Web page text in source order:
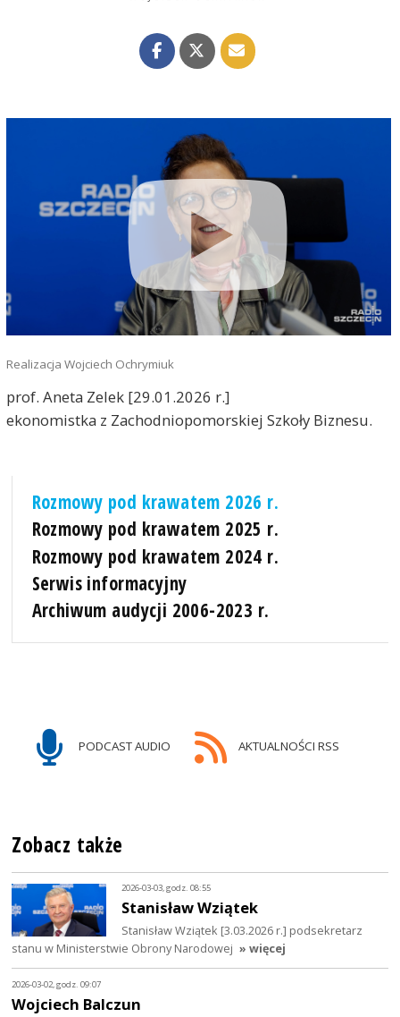
Realizacja Wojciech Ochrymiuk
prof. Aneta Zelek [29.01.2026 r.]
ekonomistka z Zachodniopomorskiej Szkoły Biznesu.
Rozmowy pod krawatem 2026 r.
Rozmowy pod krawatem 2025 r.
Rozmowy pod krawatem 2024 r.
Serwis informacyjny
Archiwum audycji 2006-2023 r.
PODCAST AUDIO AKTUALNOŚCI RSS
Zobacz także
2026-03-03, godz. 08:55
Stanisław Wziątek
Stanisław Wziątek [3.03.2026 r.] podsekretarz
stanu w Ministerstwie Obrony Narodowej » więcej
2026-03-02, godz. 09:07
Wojciech Balczun